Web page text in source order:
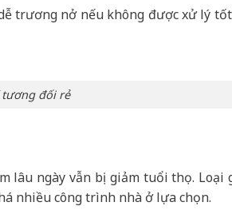
trương nở nếu không được xử lý
tương đối rẻ
lâu ngày vẫn bị giảm tuổi thọ. Loại
nhiều công trình nhà ở lựa chọn.